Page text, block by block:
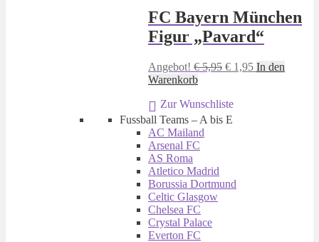
FC Bayern München
Figur „Pavard“
Angebot! €5,95 Ursprünglicher
€ 5,95
€ 1,95Aktueller
In den
Warenkorb
Zur Wunschliste
Fussball Teams – A bis E
AC Mailand
Arsenal FC
AS Roma
Atletico Madrid
Borussia Dortmund
Celtic Glasgow
Chelsea FC
Crystal Palace
Everton FC